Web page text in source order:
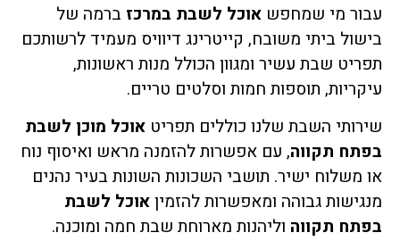
עבור מי שמחפש אוכל לשבת במרכז ברמה של
בישול ביתי משובח, קייטרינג דיוויס מעמיד לרשותכם
תפריט שבת עשיר ומגוון הכולל מנות ראשונות,
עיקריות, תוספות חמות וסלטים טריים.
שירותי השבת שלנו כוללים תפריט אוכל מוכן לשבת
בפתח תקווה, עם אפשרות להזמנה מראש ואיסוף נוח
או משלוח ישיר. תושבי השכונות השונות בעיר נהנים
מנגישות גבוהה ומאפשרות להזמיןאוכל לשבת
בפתח תקווה וליהנות מארוחת שבת חמה ומוכנה.